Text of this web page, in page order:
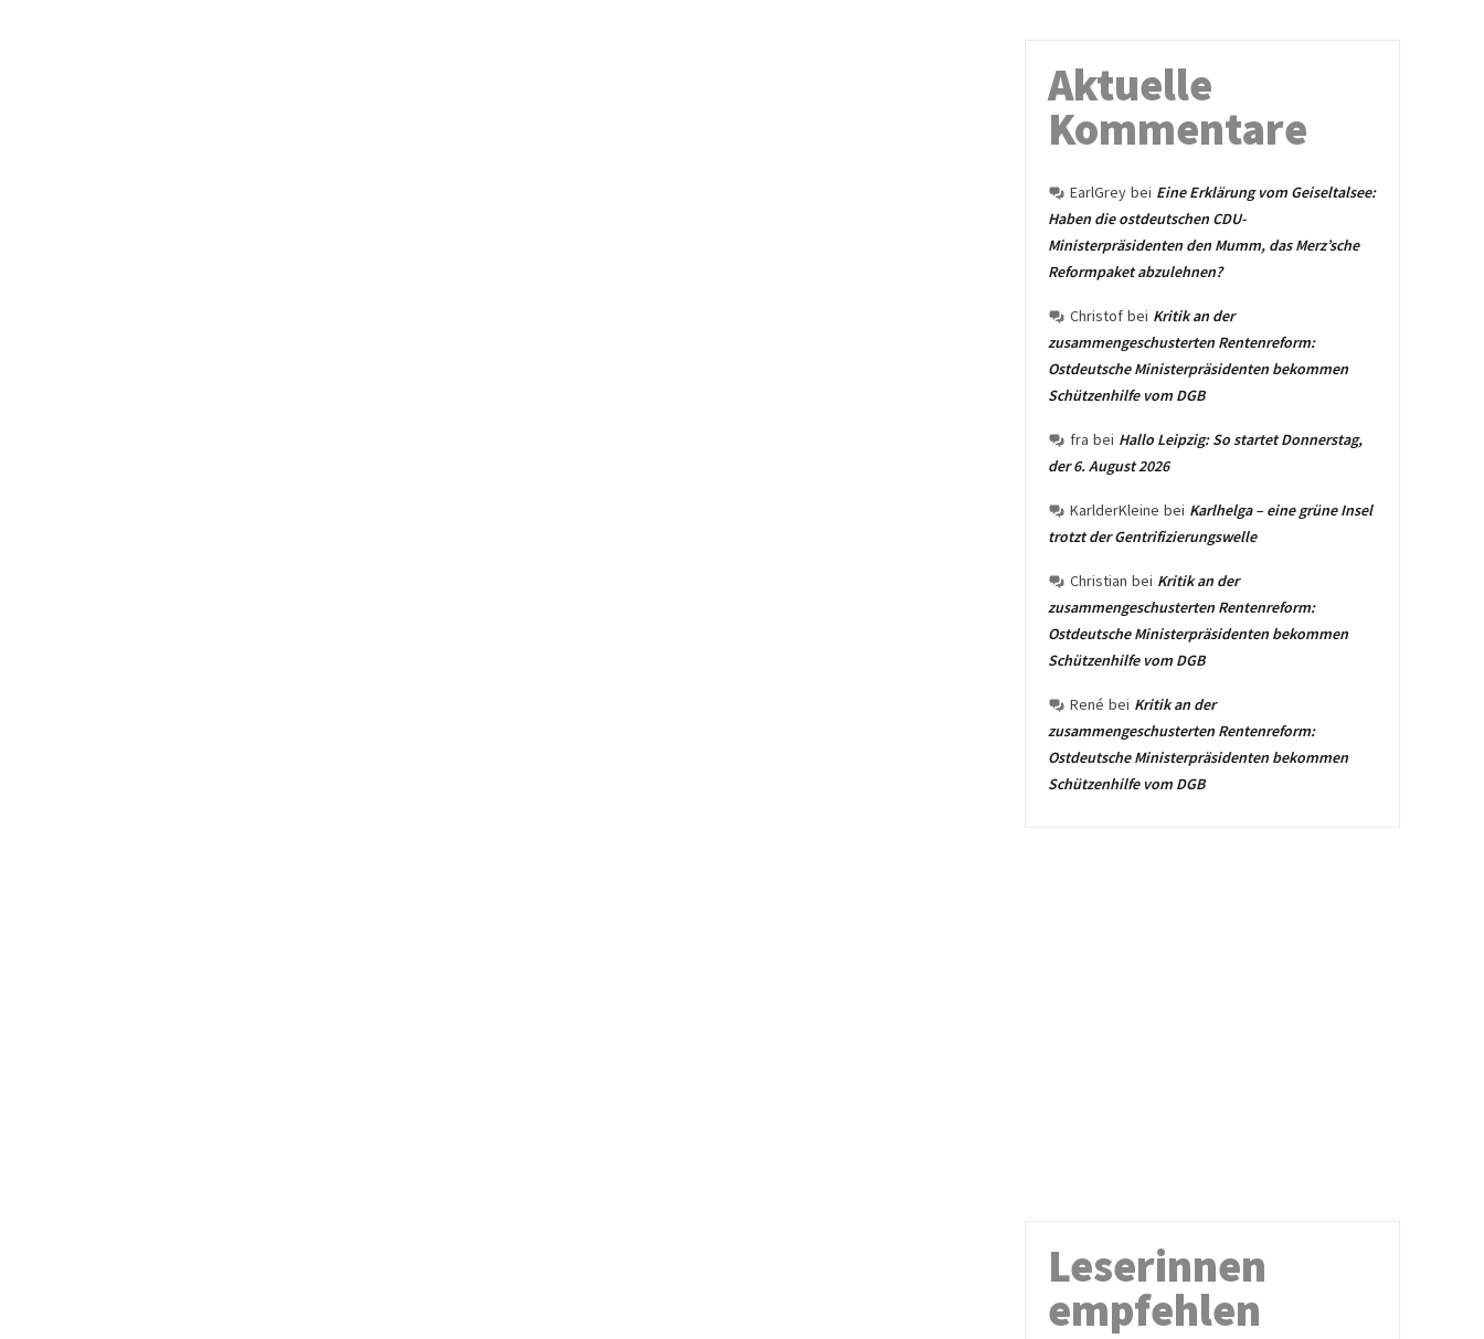
Aktuelle
Kommentare
EarlGrey bei Eine Erklärung vom Geiseltalsee:
Haben die ostdeutschen CDU-
Ministerpräsidenten den Mumm, das Merz’sche
Reformpaket abzulehnen?
Christof bei Kritik an der
zusammengeschusterten Rentenreform:
Ostdeutsche Ministerpräsidenten bekommen
Schützenhilfe vom DGB
fra bei Hallo Leipzig: So startet Donnerstag,
der 6. August 2026
KarlderKleine bei Karlhelga – eine grüne Insel
trotzt der Gentrifizierungswelle
Christian bei Kritik an der
zusammengeschusterten Rentenreform:
Ostdeutsche Ministerpräsidenten bekommen
Schützenhilfe vom DGB
René bei Kritik an der
zusammengeschusterten Rentenreform:
Ostdeutsche Ministerpräsidenten bekommen
Schützenhilfe vom DGB
Leserinnen
empfehlen